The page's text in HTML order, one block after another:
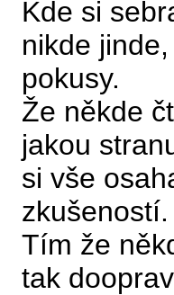
Kde si
nikde
pokusy.
Že někde
jakou
si vše
zkušeností.
Tím že
tak